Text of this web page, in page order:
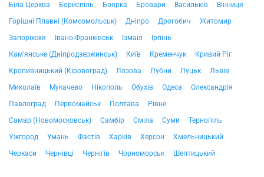
Біла Церква Бориспіль Боярка Бровари Васильків
Вінниця
Горішні Плавні (Комсомольськ)
Дніпро Дрогобич
Житомир
Запоріжжя
Івано-Франківськ Ізмаїл
Ірпінь
Кам'янське (Дніпродзержинськ)
Київ Кременчук
Кривий Ріг
Кропивницький (Кіровоград)
Лозова Лубни Луцьк
Львів
Миколаїв
Мукачево Нікополь Обухів Одеса
Олександрія
Павлоград
Первомайськ Полтава
Рівне
Самар (Новомосковськ)
Самбір Сміла Суми
Тернопіль
Ужгород
Умань Фастів Харків Херсон
Хмельницький
Черкаси
Чернівці Чернігів Чорноморськ Шептицький